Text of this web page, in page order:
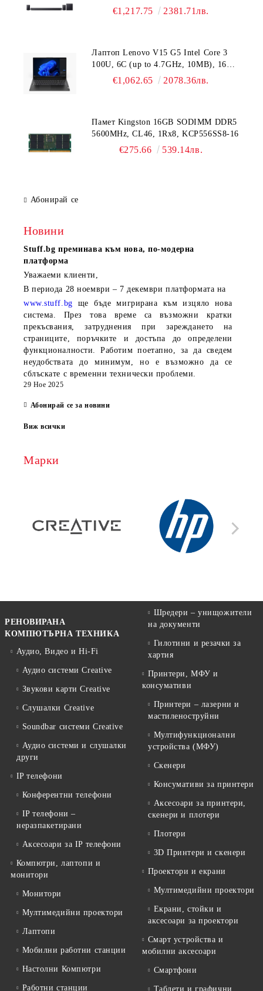
Atmos Model 2025 Black
€1,217.75 2381.71лв.
Лаптоп Lenovo V15 G5 Intel Core 3
100U, 6C (up to 4.7GHz, 10MB), 16GB
DDR5-5200, 512GB SSD, 15.6" FHD
€1,062.65 2078.36лв.
Памет Kingston 16GB SODIMM DDR5
5600MHz, CL46, 1Rx8, KCP556SS8-16
€275.66 539.14лв.
Абонирай се
Новини
Stuff.bg преминава към нова, по-модерна
платформа
Уважаеми клиенти,
В периода 28 ноември – 7 декември платформата на
www.stuff.bg ще бъде мигрирана към изцяло нова
система. През това време са възможни кратки
прекъсвания, затруднения при зареждането на
страниците, поръчките и достъпа до определени
функционалности. Работим поетапно, за да сведем
неудобствата до минимум, но е възможно да се
сблъскате с временни технически проблеми.
29 Ное 2025
Абонирай се за новини
Виж всички
Марки
РЕНОВИРАНА
КОМПЮТЪРНА ТЕХНИКА
Аудио, Видео и Hi-Fi
Аудио системи Creative
Звукови карти Creative
Слушалки Creative
Soundbar системи Creative
Аудио системи и слушалки
други
IP телефони
Конферентни телефони
IP телефони –
неразпакетирани
Аксесоари за IP телефони
Компютри, лаптопи и
монитори
Монитори
Мултимедийни проектори
Лаптопи
Мобилни работни станции
Настолни Компютри
Работни станции
Шредери – унищожители
на документи
Гилотини и резачки за
хартия
Принтери, МФУ и
консумативи
Принтери – лазерни и
мастиленоструйни
Мултифункционални
устройства (МФУ)
Скенери
Консумативи за принтери
Аксесоари за принтери,
скенери и плотери
Плотери
3D Принтери и скенери
Проектори и екрани
Мултимедийни проектори
Екрани, стойки и
аксесоари за проектори
Смарт устройства и
мобилни аксесоари
Смартфони
Таблети и графични